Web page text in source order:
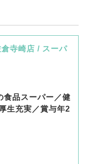
寺崎店 / スーパ
食品スーパー／健
生充実／賞与年2